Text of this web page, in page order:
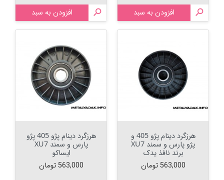
 افزودن به سبد  افزودن به سبد
هرزگرد دینام پژو 405 و
پژو پارس و سمند XU7
برند نافذ یدک
قیمت
563,000 تومان
هرزگرد دینام پژو 405 پژو
پارس و سمند XU7
ایساکو
قیمت
563,000 تومان